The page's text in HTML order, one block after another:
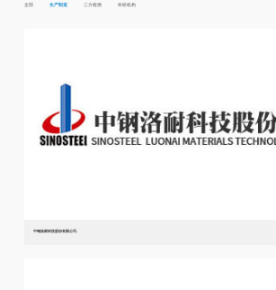
全部 生产制造 三方检测 科研机构
中钢洛耐科技股份有限公司.